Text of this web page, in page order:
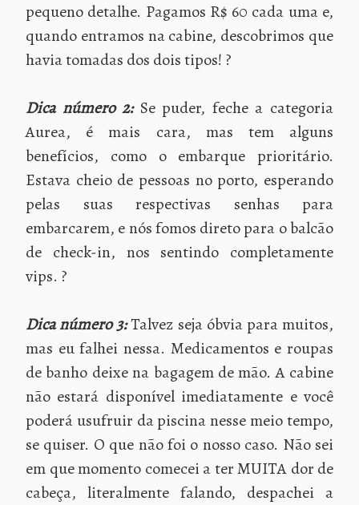
pequeno detalhe. Pagamos R$ 60 cada uma e,
quando entramos na cabine, descobrimos que
havia tomadas dos dois tipos! ?
Dica número 2:Se puder, feche a categoria
Aurea, é mais cara, mas tem alguns
benefícios, como o embarque prioritário.
Estava cheio de pessoas no porto, esperando
pelas suas respectivas senhas para
embarcarem, e nós fomos direto para o balcão
de check-in, nos sentindo completamente
vips. ?
Dica número 3:Talvez seja óbvia para muitos,
mas eu falhei nessa. Medicamentos e roupas
de banho deixe na bagagem de mão. A cabine
não estará disponível imediatamente e você
poderá usufruir da piscina nesse meio tempo,
se quiser. O que não foi o nosso caso. Não sei
em que momento comecei a ter MUITA dor de
cabeça, literalmente falando, despachei a